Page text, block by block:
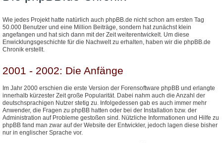
Wie jedes Projekt hatte natürlich auch phpBB.de nicht schon am ersten Tag
50.000 Benutzer und eine Million Beiträge, sondern hat zunächst klein
angefangen und hat sich dann mit der Zeit weiterentwickelt. Um diese
Enwicklungsgeschichte für die Nachwelt zu erhalten, haben wir die phpBB.de
Chronik erstellt.
2001 - 2002: Die Anfänge
Im Jahr 2000 erschien die erste Version der Forensoftware phpBB und erlangte
innerhalb kürzester Zeit große Popularität. Dabei nahm auch die Anzahl der
deutschsprachigen Nutzer stetig zu. Infolgedessen gab es auch immer mehr
Anwender, die Fragen zu phpBB hatten oder bei der Installation bzw. der
Administration auf Probleme gestoßen sind. Nützliche Informationen und Hilfe zu
phpBB fand man zwar auf der Website der Entwickler, jedoch lagen diese bisher
nur in englischer Sprache vor.